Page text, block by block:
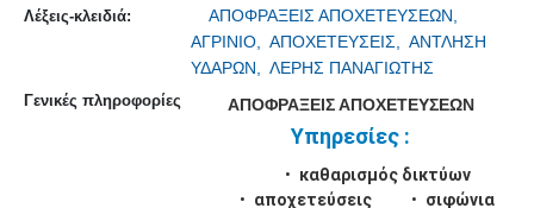
Λέξεις-κλειδιά:
ΑΠΟΦΡΑΞΕΙΣ ΑΠΟΧΕΤΕΥΣΕΩΝ,
ΑΓΡΙΝΙΟ,
ΑΠΟΧΕΤΕΥΣΕΙΣ,
ΑΝΤΛΗΣΗ
ΥΔΑΡΩΝ,
ΛΕΡΗΣ ΠΑΝΑΓΙΩΤΗΣ
Γενικές πληροφορίες ΑΠΟΦΡΑΞΕΙΣ ΑΠΟΧΕΤΕΥΣΕΩΝ
Υπηρεσίες :
καθαρισμός δικτύων
αποχετεύσεις
σιφώνια